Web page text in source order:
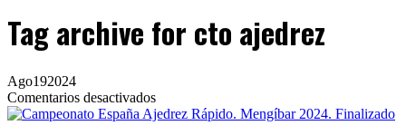
Tag archive for cto ajedrez
Ago192024
Comentarios desactivadosen
Campeonato